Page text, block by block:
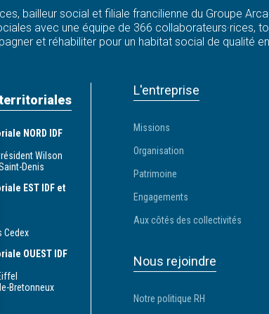
bailleur social et filiale francilienne du Groupe
avec une équipe de 366 collaborateurs·rices,
et réhabiliter pour un habitat social de qualité
NORD IDF
Wilson
Denis
EST IDF et
Cedex
OUEST IDF
Bretonneux
L'entreprise
Missions
Organisation
Patrimoine
Engagements
Aux côtés des collectivités
Nous rejoindre
Notre politique RH